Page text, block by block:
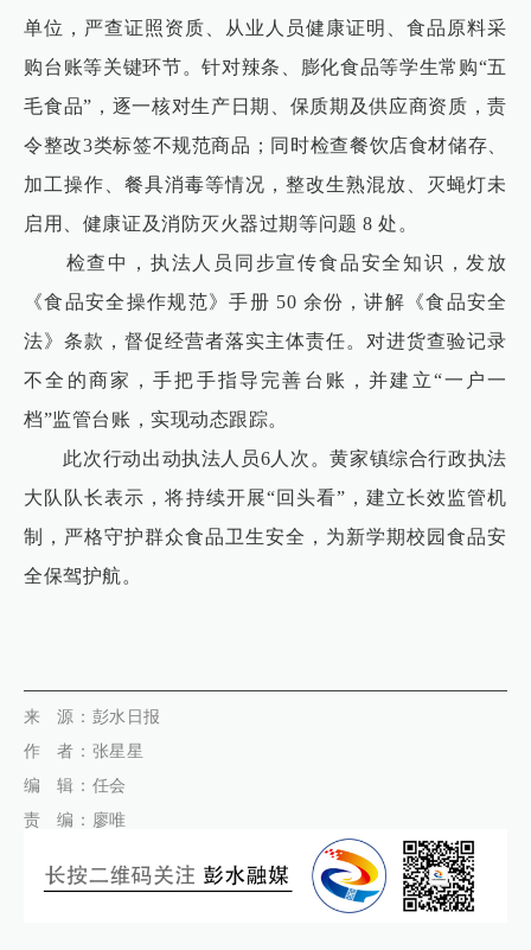
单位，严查证照资质、从业人员健康证明、食品原料采
购台账等关键环节。针对辣条、膨化食品等学生常购“五
毛食品”，逐一核对生产日期、保质期及供应商资质，责
令整改3类标签不规范商品；同时检查餐饮店食材储存、
加工操作、餐具消毒等情况，整改生熟混放、灭蝇灯未
启用、健康证及消防灭火器过期等问题 8 处。
检查中，执法人员同步宣传食品安全知识，发放
《食品安全操作规范》手册 50 余份，讲解《食品安全
法》条款，督促经营者落实主体责任。对进货查验记录
不全的商家，手把手指导完善台账，并建立“一户一
档”监管台账，实现动态跟踪。
此次行动出动执法人员6人次。黄家镇综合行政执法
大队队长表示，将持续开展“回头看”，建立长效监管机
制，严格守护群众食品卫生安全，为新学期校园食品安
全保驾护航。
代佳兴
来 源 ：彭水日报
作者：张星星
编 辑：任会
责 编：廖唯